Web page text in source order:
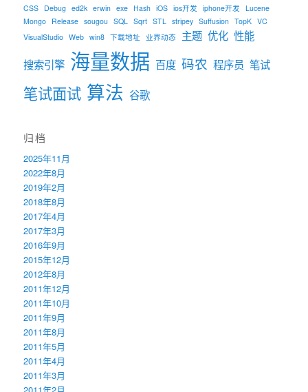
CSS Debug ed2k erwin exe Hash iOS ios开发 iphone开发
Lucene
Mongo Release sougou SQL Sqrt STL stripey Suffusion TopK VC
VisualStudio Web win8 下载地址 业界动态 主题 优化 性能
搜索引擎 海量数据 百度 码农 程序员 笔试
笔试面试 算法 谷歌
归档
2025年11月
2022年8月
2019年2月
2018年8月
2017年4月
2017年3月
2016年9月
2015年12月
2012年8月
2011年12月
2011年10月
2011年9月
2011年8月
2011年5月
2011年4月
2011年3月